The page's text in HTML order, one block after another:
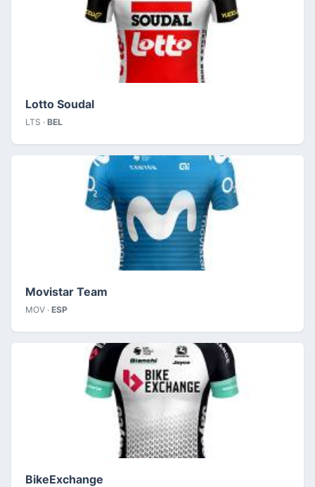
Lotto Soudal
LTS · BEL
Movistar Team
MOV · ESP
BikeExchange